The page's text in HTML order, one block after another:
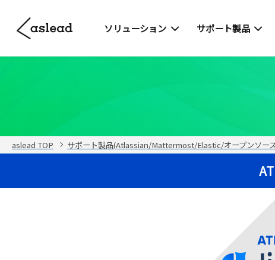
ソリューション サポート製品
aslead TOP サポート製品(Atlassian/Mattermost/Elastic/オープンソー